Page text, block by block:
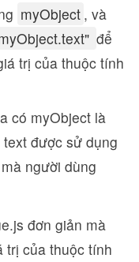
myObject , và
để
trị của thuộc tính
có myObject là
được sử dụng
người dùng
đơn giản mà
trị của thuộc tính